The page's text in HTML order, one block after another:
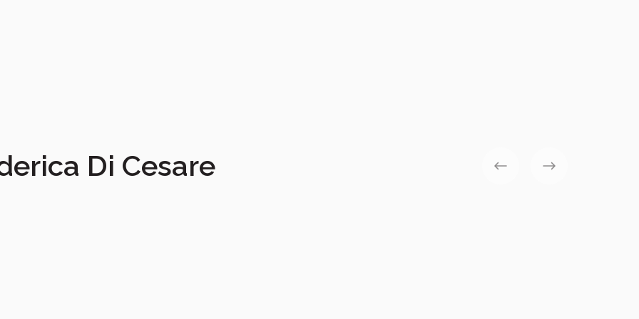
Di Cesare